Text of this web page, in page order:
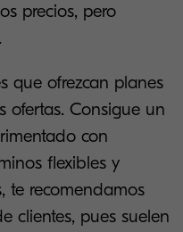
precios, pero
que ofrezcan planes
ofertas. Consigue un
con
flexibles y
te recomendamos
clientes, pues suelen